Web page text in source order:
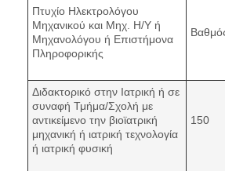
Πτυχίο Ηλεκτρολόγου
Μηχανικού και Μηχ. Η/Υ ή
Μηχανολόγου ή Επιστήμονα
Πληροφορικής
Διδακτορικό στην Ιατρική ή σε
συναφή Τμήμα/Σχολή με
αντικείμενο την βιοϊατρική
μηχανική ή ιατρική τεχνολογία
ή ιατρική φυσική
150